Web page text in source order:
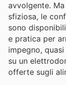
avvolgente.
sfiziosa, le
sono
e pratica per
impegno,
su un
offerte sugli